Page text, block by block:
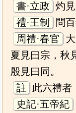
書·立政 灼
禮·王制
問
周禮·春官
夏見曰宗，秋
殷見曰同。
註
此六禮者
史記·五帝紀